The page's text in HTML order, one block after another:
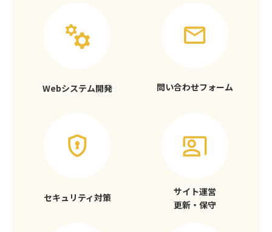
Webシステム開発 問い合わせフォーム
セキュリティ対策
サイト運営
更新・保守